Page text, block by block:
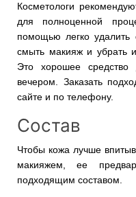
Косметологи
для полноценной
помощью легко удалить
смыть макияж и убрать
Это хорошее
вечером. Заказать
сайте и по телефону.
Состав
Чтобы кожа лучше
макияжем, ее
подходящим составом.